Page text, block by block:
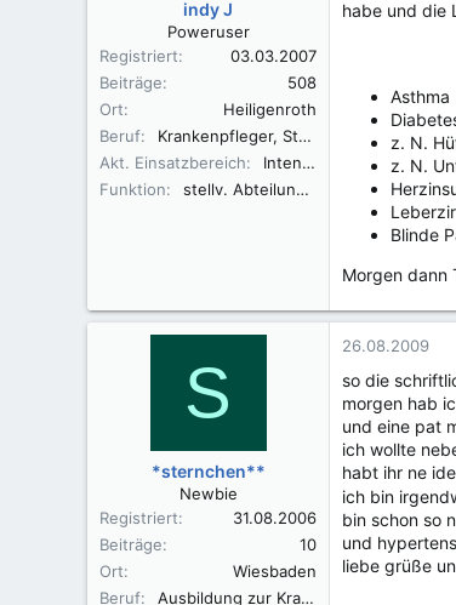
indy J
Poweruser
Registriert
03.03.2007
Beiträge
508
Ort
Heiligenroth
Beruf
Krankenpfleger, Student
Akt. Einsatzbereich
Intensivstation
Funktion
stellv. Abteilungsleitung Intensiv/Anästhesie/Aufwachraum
habe und die
Asthma
z. N.
z. N.
Blinde
Morgen dann
S
*sternchen**
Newbie
Registriert
31.08.2006
Beiträge
10
Ort
Wiesbaden
Beruf
Ausbildung zur Krankenschwester
26.08.2009
so die
morgen hab
und eine pat
ich wollte
habt ihr ne
ich bin
bin schon so
und
liebe grüße